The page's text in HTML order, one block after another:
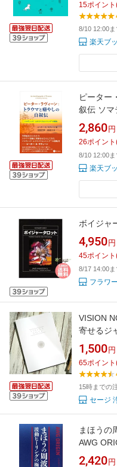
15ポイント
8/10 12:00
楽天ブ
ピーター
叙伝 ソマ
の誕生 [
2,860 円
26ポイント
8/10 12:00
楽天ブ
ボイジャ
4,950 円
45ポイント
8/17 14:00
フラワ
VISION
寄せるジ
1,500 円
65ポイント
15時までの
セージ
まほうの
AWG
2,420 円